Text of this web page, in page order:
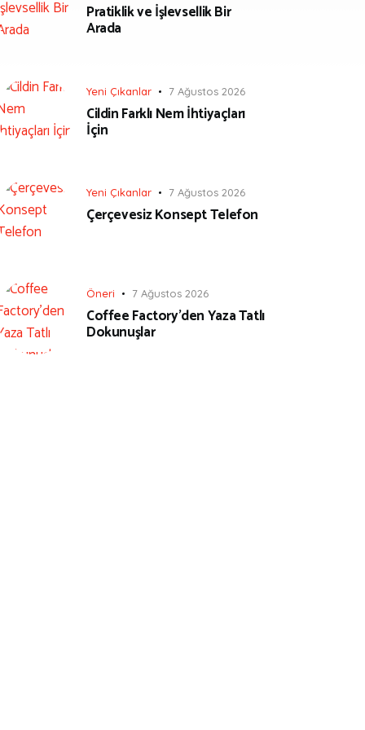
Pratiklik ve İşlevsellik Bir
Arada
Yeni Çıkanlar 7 Ağustos 2026
Cildin Farklı Nem İhtiyaçları
İçin
Yeni Çıkanlar 7 Ağustos 2026
Çerçevesiz Konsept Telefon
Öneri 7 Ağustos 2026
Coffee Factory’den Yaza Tatlı
Dokunuşlar